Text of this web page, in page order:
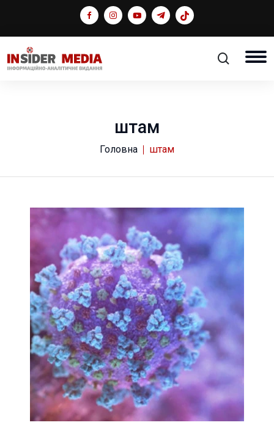
штам
Головна штам